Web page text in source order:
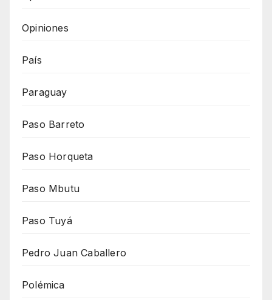
Opiniones
País
Paraguay
Paso Barreto
Paso Horqueta
Paso Mbutu
Paso Tuyá
Pedro Juan Caballero
Polémica